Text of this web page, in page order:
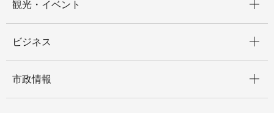
観光・イベント
ビジネス
市政情報